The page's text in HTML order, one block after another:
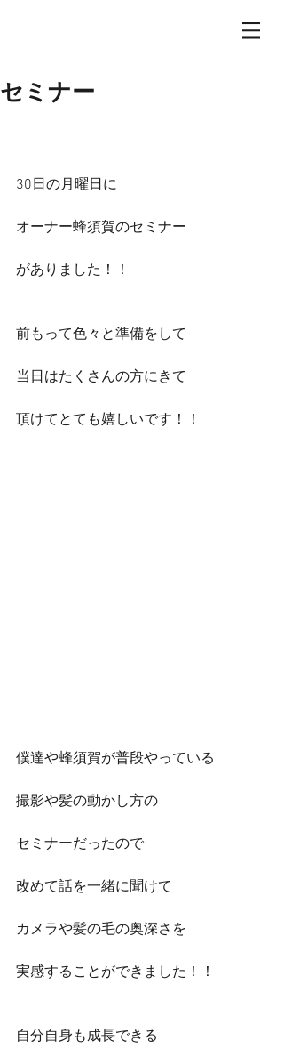
セミナー
30日の月曜日に
オーナー蜂須賀のセミナー
がありました！！
前もって色々と準備をして
当日はたくさんの方にきて
頂けてとても嬉しいです！！
僕達や蜂須賀が普段やっている
撮影や髪の動かし方の
セミナーだったので
改めて話を一緒に聞けて
カメラや髪の毛の奥深さを
実感することができました！！
自分自身も成長できる